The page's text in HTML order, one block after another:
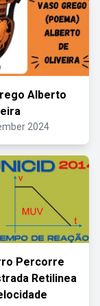
Alberto
2024
Percorre
Retilinea